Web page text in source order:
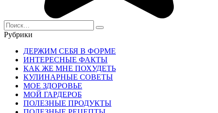
Search
for:
Рубрики
ДЕРЖИМ СЕБЯ В ФОРМЕ
ИНТЕРЕСНЫЕ ФАКТЫ
КАК ЖЕ МНЕ ПОХУДЕТЬ
КУЛИНАРНЫЕ СОВЕТЫ
МОЕ ЗДОРОВЬЕ
МОЙ ГАРДЕРОБ
ПОЛЕЗНЫЕ ПРОДУКТЫ